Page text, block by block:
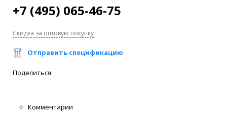
+7 (495) 065-46-75
Скидка за оптовую покупку
Отправить спецификацию
Поделиться
Комментарии